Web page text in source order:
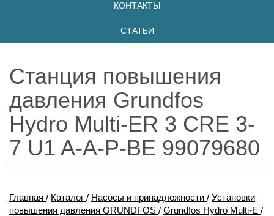
КОНТАКТЫ
СТАТЬИ
Станция повышения
давления Grundfos
Hydro Multi-ER 3 CRE 3-
7 U1 A-A-P-BE 99079680
Главная / Каталог / Насосы и принадлежности / Установки
повышения давления GRUNDFOS / Grundfos Hydro Multi-E /